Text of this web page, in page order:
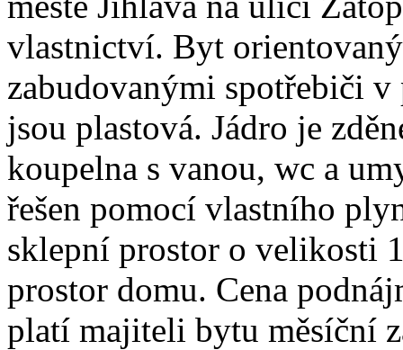
vlastnictví. Byt
zabudovanými spotřebiči
jsou plastová. Jádro je
koupelna s vanou, wc a
řešen pomocí vlastního
sklepní prostor o velikosti
prostor domu. Cena
platí majiteli bytu měsíční